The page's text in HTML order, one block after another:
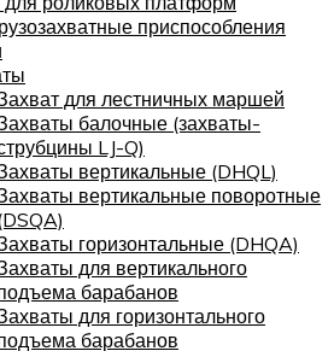
приспособления
для лестничных маршей
балочные (захваты-
LJ-Q)
вертикальные (DHQL)
вертикальные поворотные
горизонтальные (DHQA)
для вертикального
барабанов
для горизонтального
барабанов